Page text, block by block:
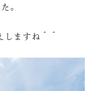
。
ますね＾＾